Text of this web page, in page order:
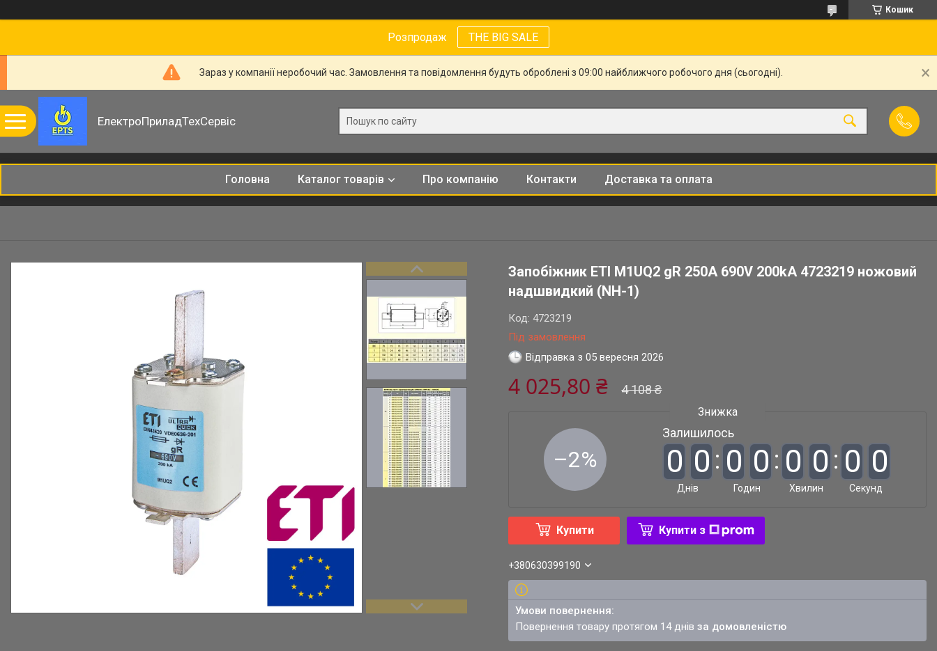
Кошик
Розпродаж THE BIG SALE
Зараз у компанії неробочий час. Замовлення та повідомлення будуть оброблені з 09:00 найближчого робочого дня (сьогодні).
ЕлектроПриладТехСервіс
Головна Каталог товарів Про компанію Контакти Доставка та оплата
Запобіжник ETI M1UQ2 gR 250A 690V 200kA 4723219 ножовий
надшвидкий (NH-1)
Під замовлення
Код:4723219
Відправка з 05 вересня 2026
4 108 ₴
4 025,80 ₴
–2%
Залишилось
0 0
Днів
0 0
Годин
0 0
Хвилин
0 0
Секунд
Купити Купити з
+380630399190
повернення товару протягом 14 днівза домовленістю